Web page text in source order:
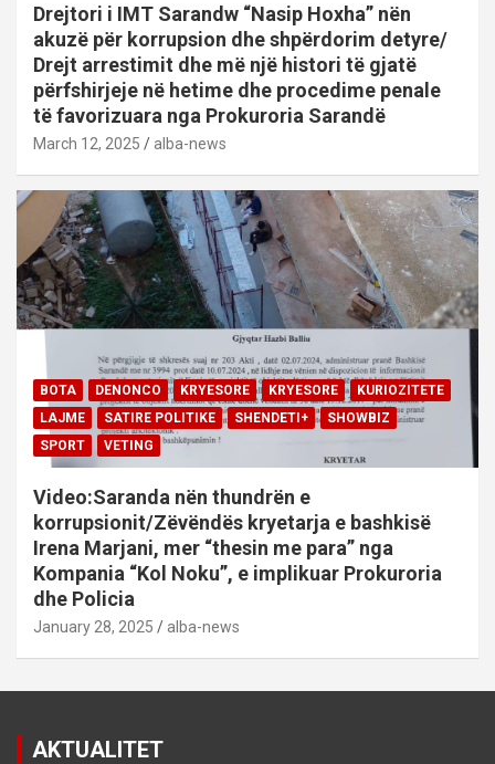
Drejtori i IMT Sarandw “Nasip Hoxha” nën
akuzë për korrupsion dhe shpërdorim detyre/
Drejt arrestimit dhe më një histori të gjatë
përfshirjeje në hetime dhe procedime penale
të favorizuara nga Prokuroria Sarandë
March 12, 2025 alba-news
BOTA DENONCO KRYESORE KRYESORE
KURIOZITETE
LAJME
SATIRE POLITIKE SHENDETI+
SHOWBIZ
SPORT
VETING
Video:Saranda nën thundrën e
korrupsionit/Zëvëndës kryetarja e bashkisë
Irena Marjani, mer “thesin me para” nga
Kompania “Kol Noku”, e implikuar Prokuroria
dhe Policia
January 28, 2025 alba-news
AKTUALITET